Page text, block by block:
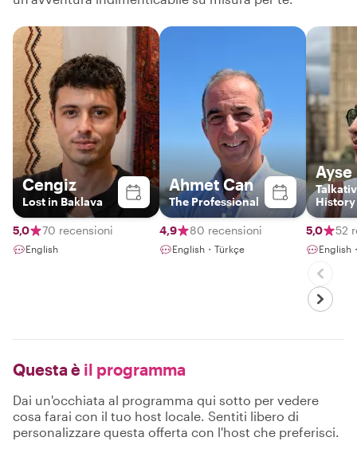
Cengiz
Lost in Baklava
5,0 70 recensioni
English
Ahmet Can
The Professional
4,9 80 recensioni
English・Türkçe
Ayse
History
Food
Local
5,0 52
English
Questa è il programma
Dai un'occhiata al programma qui sotto per vedere
cosa farai con il tuo host locale. Sentiti libero di
personalizzare questa offerta con l'host che preferisci.